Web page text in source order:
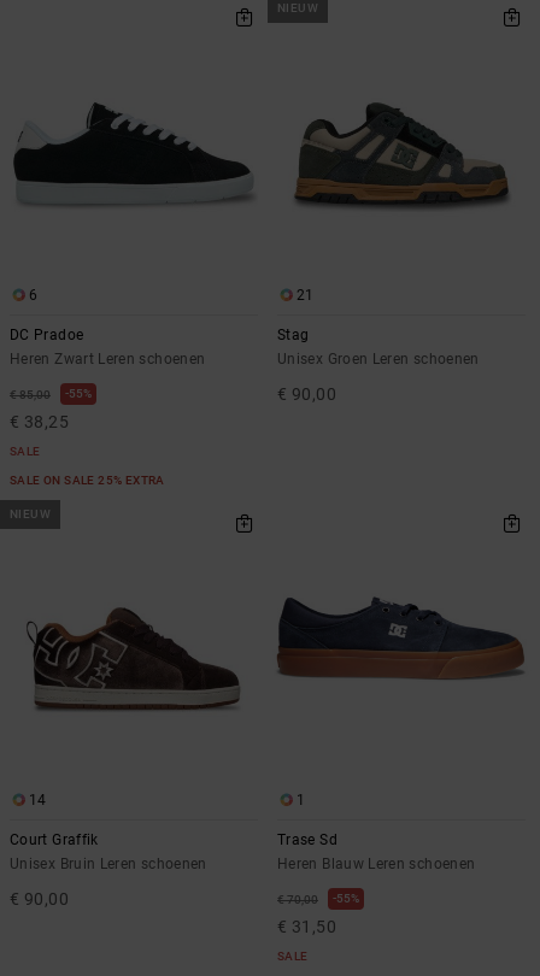
6
DC Pradoe
Heren Zwart Leren schoenen
€ 85,00 55%
€ 38,25
SALE
SALE ON SALE 25% EXTRA
NIEUW
21
Stag
Unisex Groen Leren schoenen
€ 90,00
NIEUW
14
Court Graffik
Unisex Bruin Leren schoenen
€ 90,00
1
Trase Sd
Heren Blauw Leren schoenen
€ 70,00 55%
€ 31,50
SALE